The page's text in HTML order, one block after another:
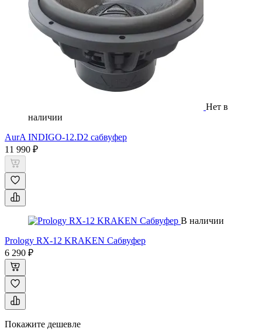
Нет в
наличии
AurA INDIGO-12.D2 сабвуфер
11 990 ₽
В наличии
Prology RX-12 KRAKEN Сабвуфер
6 290 ₽
Покажите дешевле